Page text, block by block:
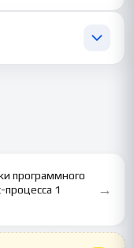
программного
1
→